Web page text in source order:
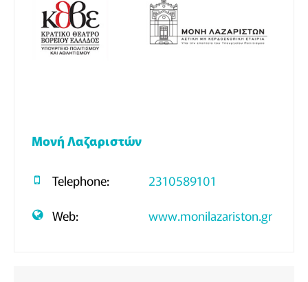
Μονή Λαζαριστών
Telephone:
2310589101
Web:
www.monilazariston.gr